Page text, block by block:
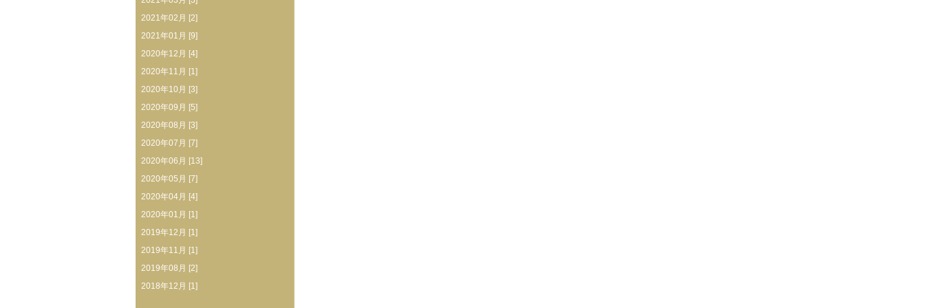
2021年02月 [2]
2021年01月 [9]
2020年12月 [4]
2020年11月 [1]
2020年10月 [3]
2020年09月 [5]
2020年08月 [3]
2020年07月 [7]
2020年06月 [13]
2020年05月 [7]
2020年04月 [4]
2020年01月 [1]
2019年12月 [1]
2019年11月 [1]
2019年08月 [2]
2018年12月 [1]